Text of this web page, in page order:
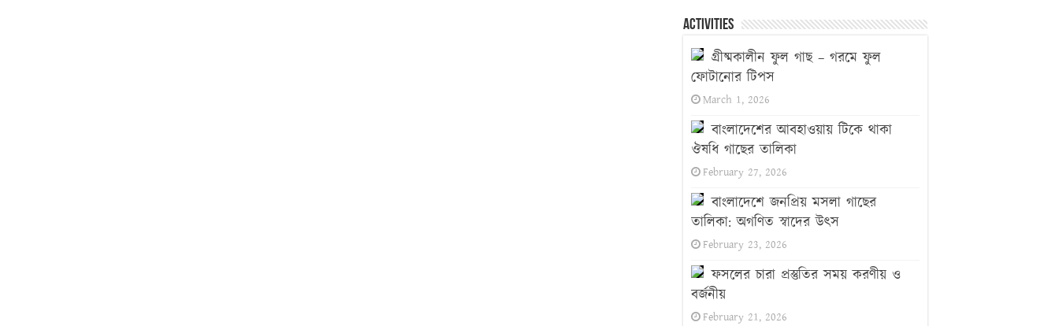
Activities
গ্রীষ্মকালীন ফুল গাছ – গরমে ফুল
ফোটানোর টিপস
March 1, 2026
বাংলাদেশের আবহাওয়ায় টিকে থাকা
ঔষধি গাছের তালিকা
February 27, 2026
বাংলাদেশে জনপ্রিয় মসলা গাছের
তালিকা: অগণিত স্বাদের উৎস
February 23, 2026
ফসলের চারা প্রস্তুতির সময় করণীয় ও
বর্জনীয়
February 21, 2026